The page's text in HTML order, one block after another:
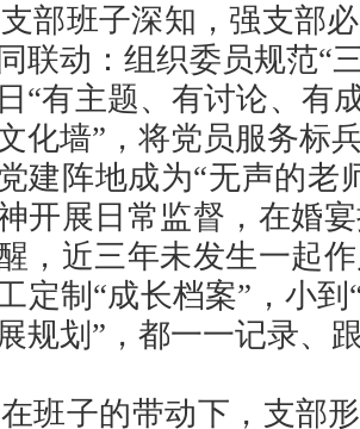
支部班子深知，强支部
联动：组织委员规范“
“有主题、有讨论、有
化墙”，将党员服务标
建阵地成为“无声的老
开展日常监督，在婚
，近三年未发生一起
定制“成长档案”，小
规划”，都一一记录、
在班子的带动下，支部